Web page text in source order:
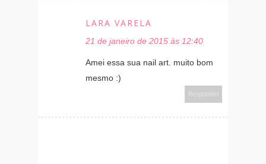
LARA VARELA
21 de janeiro de 2015 às 12:40
Amei essa sua nail art. muito bom
mesmo :)
Responder